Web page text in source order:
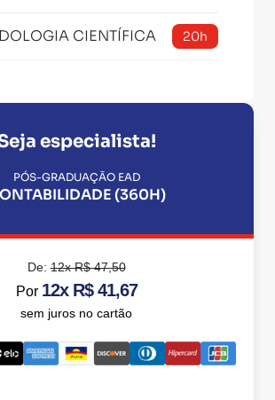
CIENTÍFICA 20h
especialista!
PÓS-GRADUAÇÃO EAD
(360H)
De:12x R$ 47,50
Por 12x R$ 41,67
sem juros no cartão